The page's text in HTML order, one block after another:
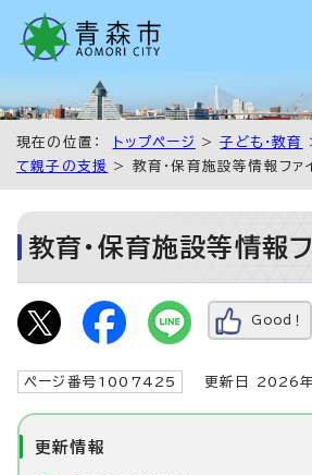
現在の位置： トップページ >子ども・教育
て親子の支援
> 教育・保育施設等情報ファ
教育・保育施設等情報
Good！
ページ番号1007425 更新日 2026年
更新情報